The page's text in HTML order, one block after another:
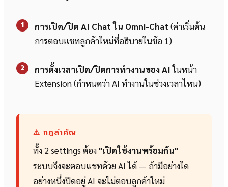
1 การเปิด/ปิด AI Chat ใน Omni-Chat (ค่าเริ่มต้น
การตอบแชทลูกค้าใหม่ที่อธิบายในข้อ 1)
2 การตั้งเวลาเปิด/ปิดการทำงานของ AIในหน้า
Extension (กำหนดว่า AI ทำงานในช่วงเวลาไหน)
⚠️ กฎสำคัญ
ทั้ง 2 settings ต้อง "เปิดใช้งานพร้อมกัน"
ระบบจึงจะตอบแชทด้วย AI ได้ — ถ้ามีอย่างใด
อย่างหนึ่งปิดอยู่ AI จะไม่ตอบลูกค้าใหม่